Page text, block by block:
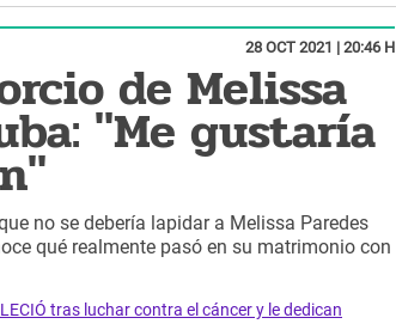
28 OCT 2021 | 20:46 H
de Melissa
"Me gustaría
no se debería lapidar a Melissa Paredes
qué realmente pasó en su matrimonio con
tras luchar contra el cáncer y le dedican